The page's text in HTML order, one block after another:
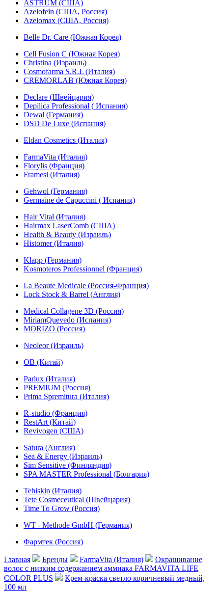
ASTRUM (США)
Azelofein (США, Россия)
Azelomax (США, Россия)
Belle Dr. Care (Южная Корея)
Cell Fusion C (Южная Корея)
Christina (Израиль)
Cosmofarma S.R.L (Италия)
CREMORLAB (Южная Корея)
Declare (Швейцария)
Depilica Professional ( Испания)
Dewal (Германия)
DSD De Luxe (Испания)
Eldan Cosmetics (Италия)
FarmaVita (Италия)
Florylis (Франция)
Framesi (Италия)
Gehwol (Германия)
Germaine de Capuccini ( Испания)
Hair Vital (Италия)
Hairmax LaserComb (США)
Health & Beauty (Израиль)
Histomer (Италия)
Klapp (Германия)
Kosmoteros Professionnel (Франция)
La Beaute Medicale (Россия-Франция)
Lock Stock & Barrel (Англия)
Medical Collagene 3D (Россия)
MiriamQuevedo (Испания)
MORIZO (Россия)
Neoleor (Израиль)
OB (Китай)
Parlux (Италия)
PREMIUM (Россия)
Prima Spremitura (Италия)
R-studio (Франция)
RestArt (Китай)
Revivogen (США)
Satura (Англия)
Sea & Energy (Израиль)
Sim Sensitive (Финляндия)
SPA MASTER Professional (Болгария)
Tebiskin (Италия)
Tete Cosmeceutical (Швейцария)
Time To Grow (Россия)
WT - Methode GmbH (Германия)
Фармтек (Россия)
Главная Бренды FarmaVita (Италия)
Окрашивание
волос с низким содержанием аммиака FARMAVITA LIFE
COLOR PLUS
Крем-краска светло коричневый медный,
100 мл